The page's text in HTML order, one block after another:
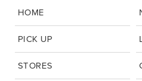
HOME
PICK UP
STORES